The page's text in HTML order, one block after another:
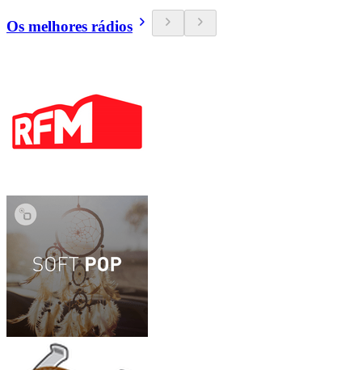
Os melhores rádios